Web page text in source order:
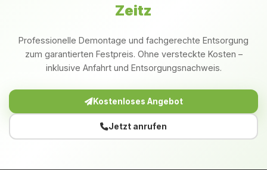
Zeitz
Professionelle Demontage und fachgerechte Entsorgung
zum garantierten Festpreis. Ohne versteckte Kosten –
inklusive Anfahrt und Entsorgungsnachweis.
Kostenloses Angebot
Jetzt anrufen